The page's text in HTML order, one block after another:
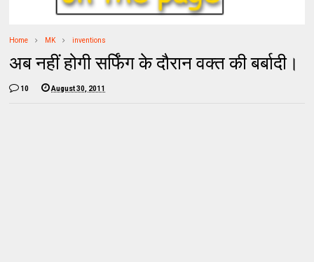
Home MK inventions
अब नहीं होगी सर्फिंग के दौरान वक्‍त की बर्बादी।
10 August 30, 2011